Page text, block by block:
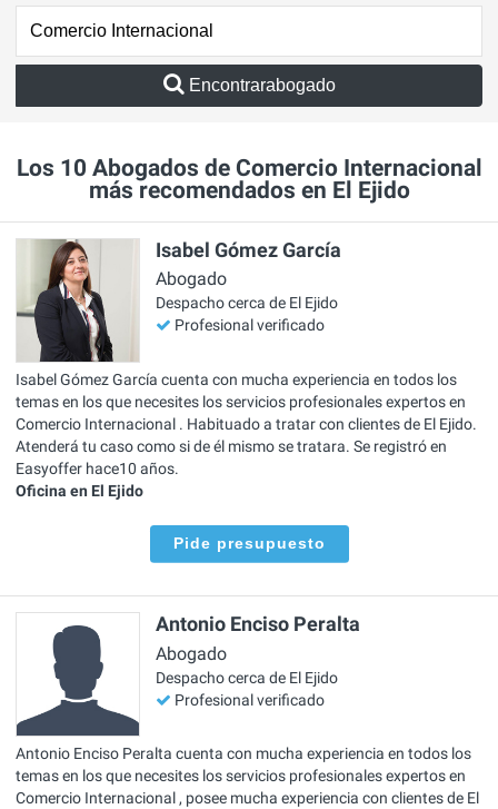
Encontrarabogado
Los 10 Abogados de Comercio Internacional
más recomendados en El Ejido
Isabel Gómez García
Abogado
Despacho cerca de El Ejido
Profesional verificado
Isabel Gómez García cuenta con mucha experiencia en todos los
temas en los que necesites los servicios profesionales expertos en
Comercio Internacional . Habituado a tratar con clientes de El Ejido.
Atenderá tu caso como si de él mismo se tratara. Se registró en
Easyoffer hace10 años.
Oficina en El Ejido
Pide presupuesto
Antonio Enciso Peralta
Abogado
Despacho cerca de El Ejido
Profesional verificado
Antonio Enciso Peralta cuenta con mucha experiencia en todos los
temas en los que necesites los servicios profesionales expertos en
Comercio Internacional , posee mucha experiencia con clientes de El